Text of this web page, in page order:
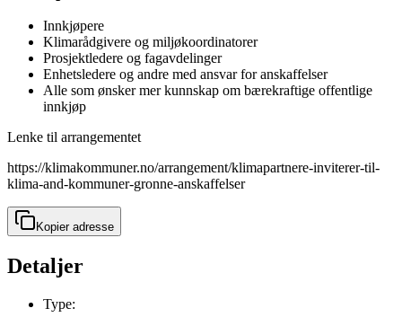
Innkjøpere
Klimarådgivere og miljøkoordinatorer
Prosjektledere og fagavdelinger
Enhetsledere og andre med ansvar for anskaffelser
Alle som ønsker mer kunnskap om bærekraftige offentlige
innkjøp
Lenke til arrangementet
https://klimakommuner.no/arrangement/klimapartnere-inviterer-til-
klima-and-kommuner-gronne-anskaffelser
Kopier adresse
Detaljer
Type: